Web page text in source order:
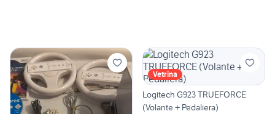
Vetrina
Logitech G923 TRUEFORCE
(Volante + Pedaliera)